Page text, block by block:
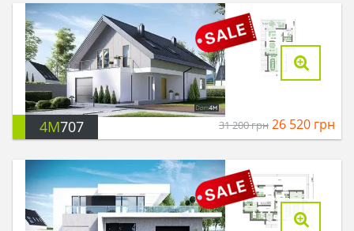
4M707 31 200грн 26 520 грн